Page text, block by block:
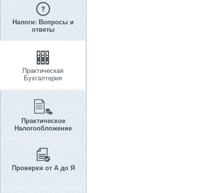
Налоги: Вопросы и
ответы
Практическая
Бухгалтерия
Практическое
Налогообложение
Проверки от А до Я